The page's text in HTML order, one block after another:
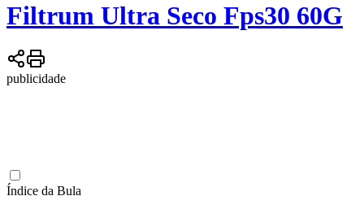
Filtrum Ultra Seco Fps30 60G
publicidade
Índice da Bula